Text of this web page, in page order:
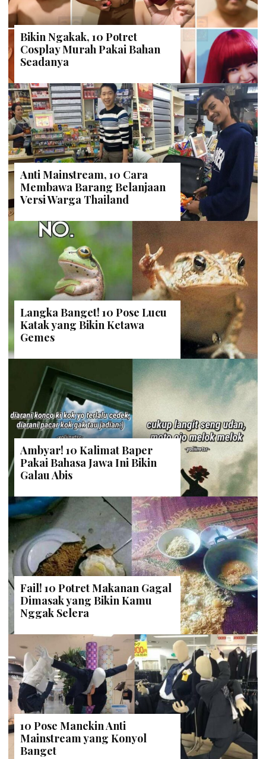
Bikin Ngakak, 10 Potret
Cosplay Murah Pakai Bahan
Seadanya
Anti Mainstream, 10 Cara
Membawa Barang Belanjaan
Versi Warga Thailand
Langka Banget! 10 Pose Lucu
Katak yang Bikin Ketawa
Gemes
Ambyar! 10 Kalimat Baper
Pakai Bahasa Jawa Ini Bikin
Galau Abis
Fail! 10 Potret Makanan Gagal
Dimasak yang Bikin Kamu
Nggak Selera
10 Pose Manekin Anti
Mainstream yang Konyol
Banget